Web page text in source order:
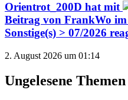
Orientrot_200D hat mit
Beitrag von FrankWo
Sonstige(s) > 07/2026
2. August 2026 um 01:14
Ungelesene Themen